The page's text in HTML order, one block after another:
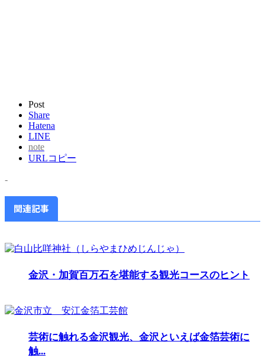
Post
Share
Hatena
LINE
note
URLコピー
-
関連記事
金沢・加賀百万石を堪能する観光コースのヒント
芸術に触れる金沢観光、金沢といえば金箔芸術に
触...